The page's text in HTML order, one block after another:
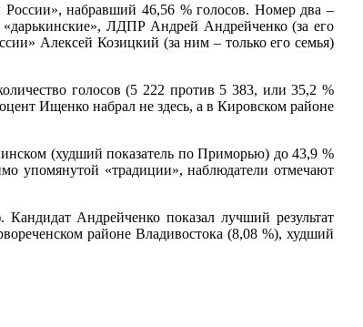
набравший 46,56 % голосов. Номер два –
ЛДПР Андрей Андрейченко (за его
Алексей Козицкий (за ним – только его семья)
голосов (5 222 против 5 383, или 35,2 %
Ищенко набрал не здесь, а в Кировском районе
(худший показатель по Приморью) до 43,9 %
упомянутой «традиции», наблюдатели отмечают
Андрейченко показал лучший результат
районе Владивостока (8,08 %), худший